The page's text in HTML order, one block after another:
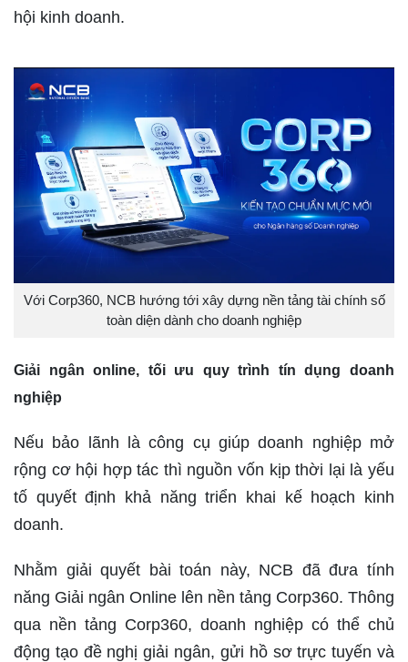
hội kinh doanh.
Với Corp360, NCB hướng tới xây dựng nền tảng tài chính số
toàn diện dành cho doanh nghiệp
Giải ngân online, tối ưu quy trình tín dụng doanh
nghiệp
Nếu bảo lãnh là công cụ giúp doanh nghiệp mở
rộng cơ hội hợp tác thì nguồn vốn kịp thời lại là yếu
tố quyết định khả năng triển khai kế hoạch kinh
doanh.
Nhằm giải quyết bài toán này, NCB đã đưa tính
năng Giải ngân Online lên nền tảng Corp360. Thông
qua nền tảng Corp360, doanh nghiệp có thể chủ
động tạo đề nghị giải ngân, gửi hồ sơ trực tuyến và